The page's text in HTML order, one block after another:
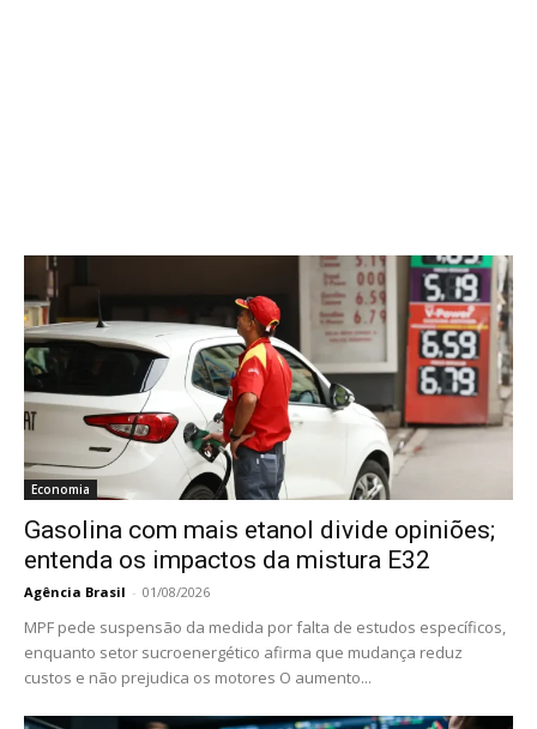
Economia
Gasolina com mais etanol divide opiniões;
entenda os impactos da mistura E32
Agência Brasil - 01/08/2026
MPF pede suspensão da medida por falta de estudos específicos,
enquanto setor sucroenergético afirma que mudança reduz
custos e não prejudica os motores O aumento...